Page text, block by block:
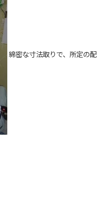
綿密な寸法取りで、所定の配